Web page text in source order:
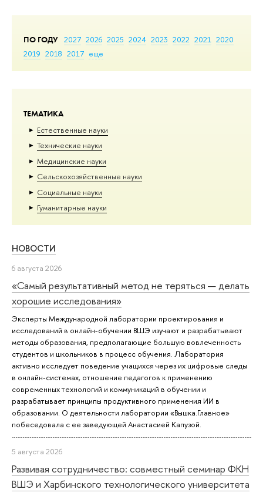
ПО ГОДУ 2027 2026 2025 2024 2023 2022 2021 2020
2019 2018 2017 еще
ТЕМАТИКА
Естественные науки
Тех­ничес­кие науки
Медицинские науки
Сельскохозяйственные науки
Социальные науки
Гуманитарные науки
НОВОСТИ
6 августа 2026
«Самый результативный метод не теряться — делать
хорошие исследования»
Эксперты Международной лаборатории проектирования и
исследований в онлайн-обучении ВШЭ изучают и разрабатывают
методы образования, предполагающие большую вовлеченность
студентов и школьников в процесс обучения. Лаборатория
активно исследует поведение учащихся через их цифровые следы
в онлайн-системах, отношение педагогов к применению
современных технологий и коммуникаций в обучении и
разрабатывает принципы продуктивного применения ИИ в
образовании. О деятельности лаборатории «Вышка.Главное»
побеседовала с ее заведующей Анастасией Капузой.
5 августа 2026
Развивая сотрудничество: совместный семинар ФКН
ВШЭ и Харбинского технологического университета